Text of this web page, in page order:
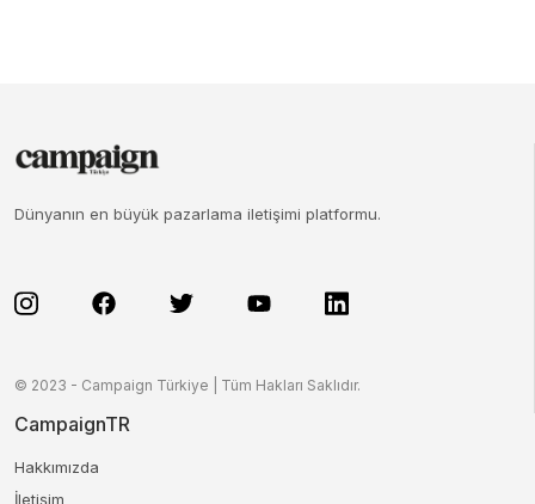
Dünyanın en büyük pazarlama iletişimi platformu.
© 2023 - Campaign Türkiye | Tüm Hakları Saklıdır.
CampaignTR
Hakkımızda
İletişim